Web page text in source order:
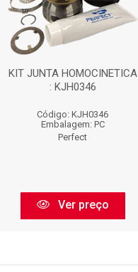
KIT JUNTA HOMOCINETICA
: KJH0346
Código: KJH0346
Embalagem: PC
Perfect
Ver preço